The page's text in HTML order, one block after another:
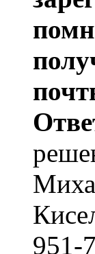
951-